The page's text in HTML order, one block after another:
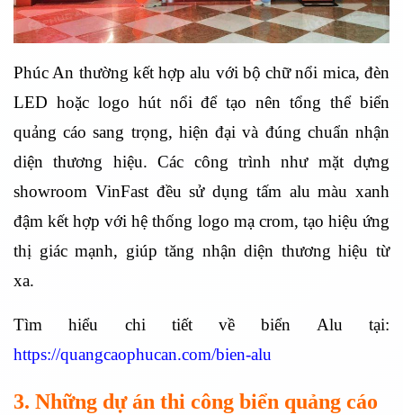
Phúc An thường kết hợp alu với bộ chữ nổi mica, đèn
LED hoặc logo hút nổi để tạo nên tổng thể biển
quảng cáo sang trọng, hiện đại và đúng chuẩn nhận
diện thương hiệu. Các công trình như mặt dựng
showroom VinFast đều sử dụng tấm alu màu xanh
đậm kết hợp với hệ thống logo mạ crom, tạo hiệu ứng
thị giác mạnh, giúp tăng nhận diện thương hiệu từ
xa.
Tìm hiểu chi tiết về biển Alu tại:
https://quangcaophucan.com/bien-alu
3. Những dự án thi công biển quảng cáo